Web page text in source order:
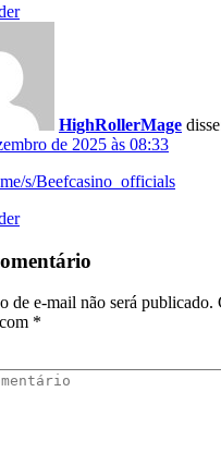
HighRollerMage
de 2025 às 08:33
s/Beefcasino_officials
de e-mail não será publicado.
*